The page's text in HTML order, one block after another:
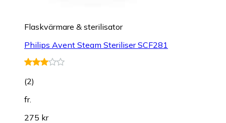
Flaskvärmare & sterilisator
Philips Avent Steam Steriliser SCF281
(2)
fr.
275 kr